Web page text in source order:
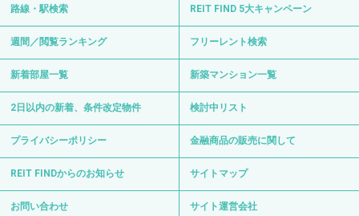
路線・駅検索 REIT FIND 5大キャンペーン
週間／閲覧ランキング フリーレント検索
新着部屋一覧 新築マンション一覧
2日以内の新着、条件改定物件 検討中リスト
プライバシーポリシー 金融商品の販売に関して
REIT FINDからのお知らせ サイトマップ
お問い合わせ サイト運営会社